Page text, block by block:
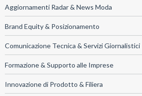
Aggiornamenti Radar & News Moda
Brand Equity & Posizionamento
Comunicazione Tecnica & Servizi Giornalistici
Formazione & Supporto alle Imprese
Innovazione di Prodotto & Filiera